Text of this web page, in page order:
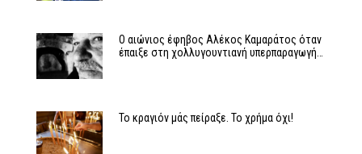
Ο αιώνιος έφηβος Αλέκος Καμαράτος όταν
έπαιξε στη χολλυγουντιανή υπερπαραγωγή…
Το κραγιόν μάς πείραξε. Το χρήμα όχι!